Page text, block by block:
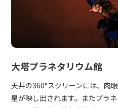
大塔プラネタリウム館
天井の360°スクリーンには、肉
星が映し出されます。またプラ